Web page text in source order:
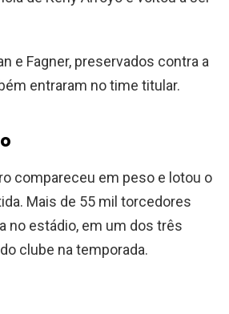
e Fagner, preservados contra a
entraram no time titular.
compareceu em peso e lotou o
Mais de 55 mil torcedores
no estádio, em um dos três
clube na temporada.